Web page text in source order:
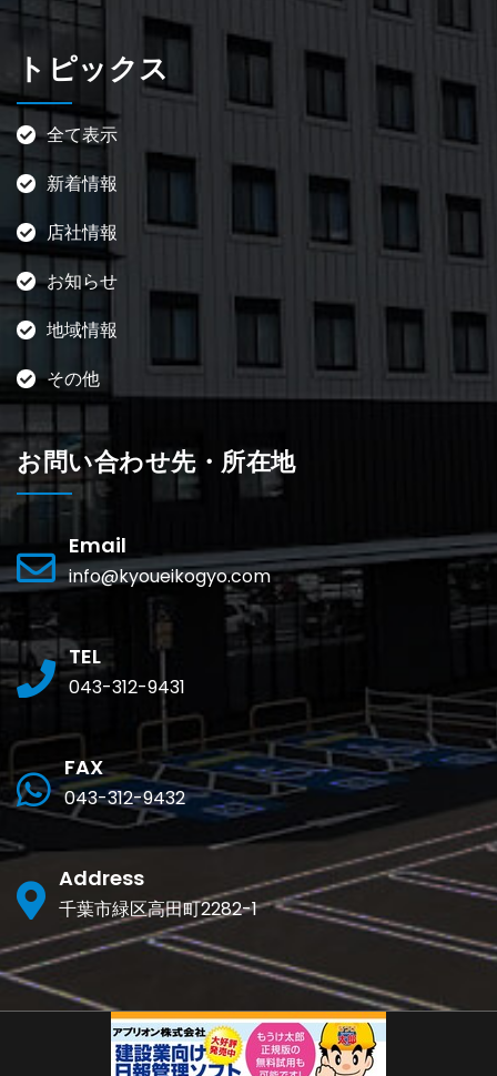
トピックス
全て表示
新着情報
店社情報
お知らせ
地域情報
その他
お問い合わせ先・所在地
Email
info@kyoueikogyo.com
TEL
043-312-9431
FAX
043-312-9432
Address
千葉市緑区高田町2282-1